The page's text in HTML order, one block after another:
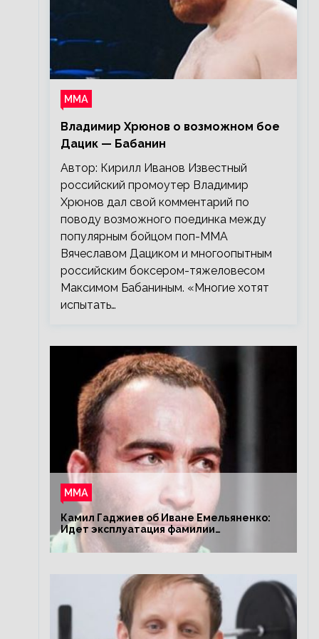
ММА
Владимир Хрюнов о возможном бое
Дацик — Бабанин
Автор: Кирилл Иванов Известный
российский промоутер Владимир
Хрюнов дал свой комментарий по
поводу возможного поединка между
популярным бойцом поп-ММА
Вячеславом Дациком и многоопытным
российским боксером-тяжеловесом
Максимом Бабаниным. «Многие хотят
испытать…
ММА
Камил Гаджиев об Иване Емельяненко:
Идет эксплуатация фамилии
Емельяненко